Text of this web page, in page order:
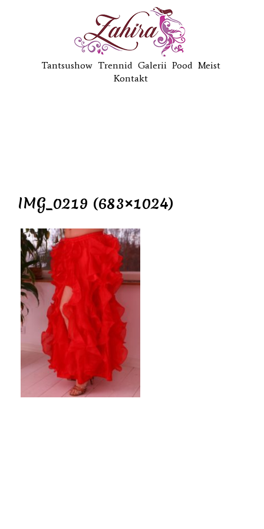
Tantsushow Trennid Galerii Pood Meist
Kontakt
IMG_0219 (683×1024)